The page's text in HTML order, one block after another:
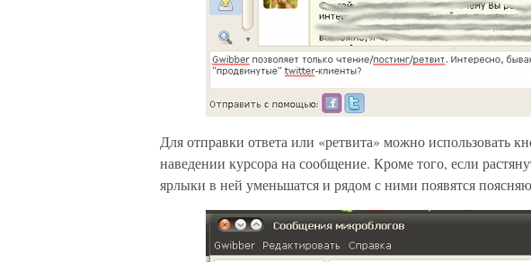
Для отправки ответа или «ретвита» можно использовать
наведении курсора на сообщение. Кроме того, если
ярлыки в ней уменьшатся и рядом с ними появятся